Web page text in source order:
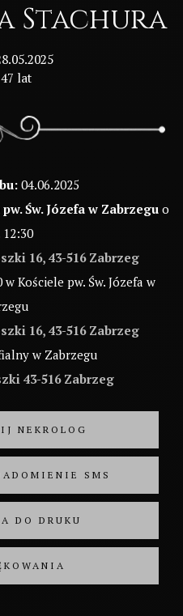
Stachura
lat
04.06.2025
Św. Józefa w Zabrzegu o
16, 43-516 Zabrzeg
w Kościele pw. Św. Józefa w
16, 43-516 Zabrzeg
w Zabrzegu
43-516 Zabrzeg
NEKROLOG
SMS
DO DRUKU